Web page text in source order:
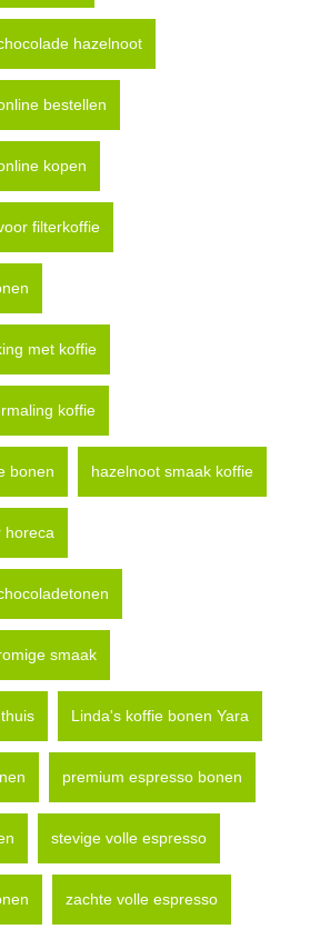
hazelnoot
bestellen
kopen
filterkoffie
met koffie
koffie
bonen hazelnoot smaak koffie
horeca
smaak
Linda's koffie bonen Yara
premium espresso bonen
stevige volle espresso
zachte volle espresso